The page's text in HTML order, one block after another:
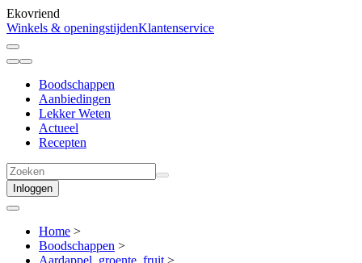
Ekovriend
Winkels & openingstijdenKlantenservice
Boodschappen
Aanbiedingen
Lekker Weten
Actueel
Recepten
Inloggen
Home >
Boodschappen >
Aardappel, groente, fruit >